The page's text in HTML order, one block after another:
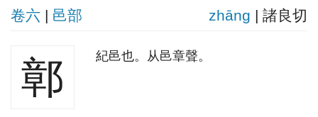
卷六 | 邑部 zhānɡ | 諸良切
鄣 紀邑也。从邑章聲。